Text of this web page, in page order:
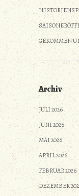
GEKOMMEN
Archiv
JULI 2026
JUNI 2026
MAI 2026
APRIL 2026
FEBRUAR 2026
DEZEMBER